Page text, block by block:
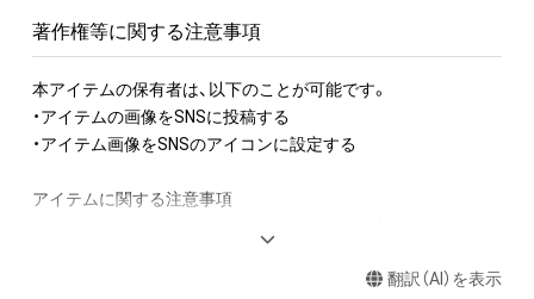
・NFT保有者限定の企画などを実施する場合は株式会社エスパ
ルスまたは清水エスパルス NFTサポートパートナーのGMO
NIKKO株式会社よりご案内させていただきます。保有者の皆さ
「Adam byGMO」のアカウントに登録されたメールアドレスの
提供を受け、株式会社エスパルスまたはGMO NIKKO株式会社よ
・保有者のメールアドレスは、株式会社エスパルス（www.s-
著作権等に関する注意事項
本アイテムの保有者は、以下のことが可能です。
・アイテムの画像をSNSに投稿する
・アイテム画像をSNSのアイコンに設定する
アイテムに関する注意事項
産権(著作権、特許権、実用新案権、商標権、意匠権その他の知的
翻訳（AI）を表示